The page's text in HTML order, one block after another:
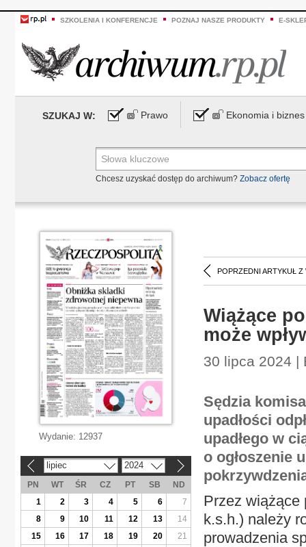
SZKOLENIA I KONFERENCJE POZNAJ NASZE PRODUKTY E-
SZUKAJ W: Prawo Ekonomia i biznes
Chcesz uzyskać dostęp do archiwum? Zobacz ofertę
POPRZEDNI ARTYKUŁ Z
Wiążące
może
30 lipca 2024 |
Sędzia
upadłości
upadłego w
o ogłoszenie
Przez wiążące
k.s.h.) należy
prowadzenia
Wydanie: 12937
lipiec 2024
PN WT ŚR CZ PT SB
ND
1
2 3 4 5 6
7
8
9 10 11 12 13
14
15
16 17 18 19 20
21